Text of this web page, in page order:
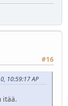
#16
10:59:17 AP
itää.